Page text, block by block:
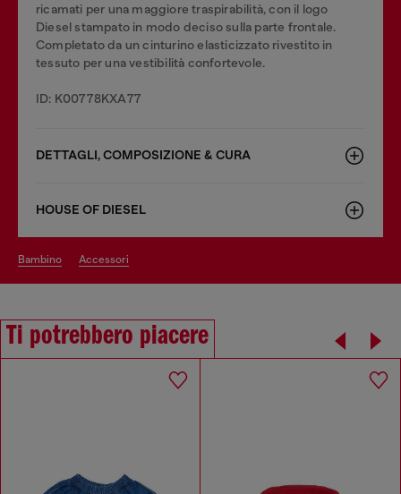
ricamati per una maggiore traspirabilità, con il logo
Diesel stampato in modo deciso sulla parte frontale.
Completato da un cinturino elasticizzato rivestito in
tessuto per una vestibilità confortevole.
ID: K00778KXA77
DETTAGLI, COMPOSIZIONE & CURA
HOUSE OF DIESEL
bambino accessori
Ti potrebbero piacere